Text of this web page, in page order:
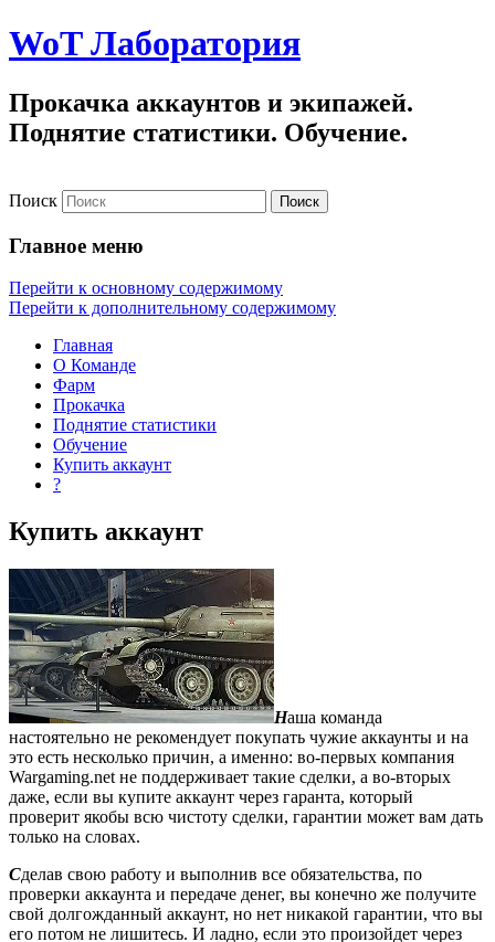
WoT Лаборатория
Прокачка аккаунтов и экипажей.
Поднятие статистики. Обучение.
Поиск
Главное меню
Перейти к основному содержимому
Перейти к дополнительному содержимому
Главная
О Команде
Фарм
Прокачка
Поднятие статистики
Обучение
Купить аккаунт
?
Купить аккаунт
Наша команда
настоятельно не рекомендует покупать чужие аккаунты и на
это есть несколько причин, а именно: во-первых компания
Wargaming.net не поддерживает такие сделки, а во-вторых
даже, если вы купите аккаунт через гаранта, который
проверит якобы всю чистоту сделки, гарантии может вам дать
только на словах.
Сделав свою работу и выполнив все обязательства, по
проверки аккаунта и передаче денег, вы конечно же получите
свой долгожданный аккаунт, но нет никакой гарантии, что вы
его потом не лишитесь. И ладно, если это произойдет через